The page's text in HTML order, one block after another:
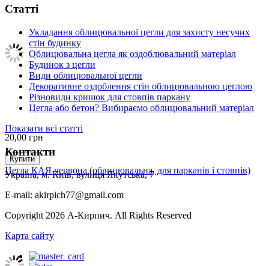
20,00 грн
Купити
Цегла КАЯ червона (облицювальна, для парканів і стовпів)
Статті
Укладання облицювальної цегли для захисту несучих
стін будинку
Облицювальна цегла як оздоблювальний матеріал
Будинок з цегли
Види облицювальної цегли
Декоративне оздоблення стін облицювальною цеглою
Різновиди кришок для стовпів паркану
Цегла або бетон? Вибираємо облицювальний матеріал
Показати всі статті
Контакти
Україна, м. Київ, вулиця Якутська, 7
E-mail: akirpich77@gmail.com
Copyright 2026 А-Кирпич. All Rights Reserved
Карта сайту